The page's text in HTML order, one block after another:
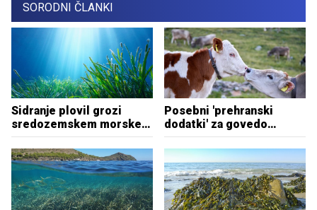
SORODNI ČLANKI
Sidranje plovil grozi
sredozemskem morskem
'pragozdu'
Posebni 'prehranski
dodatki' za govedo
rešitev za manj metana?